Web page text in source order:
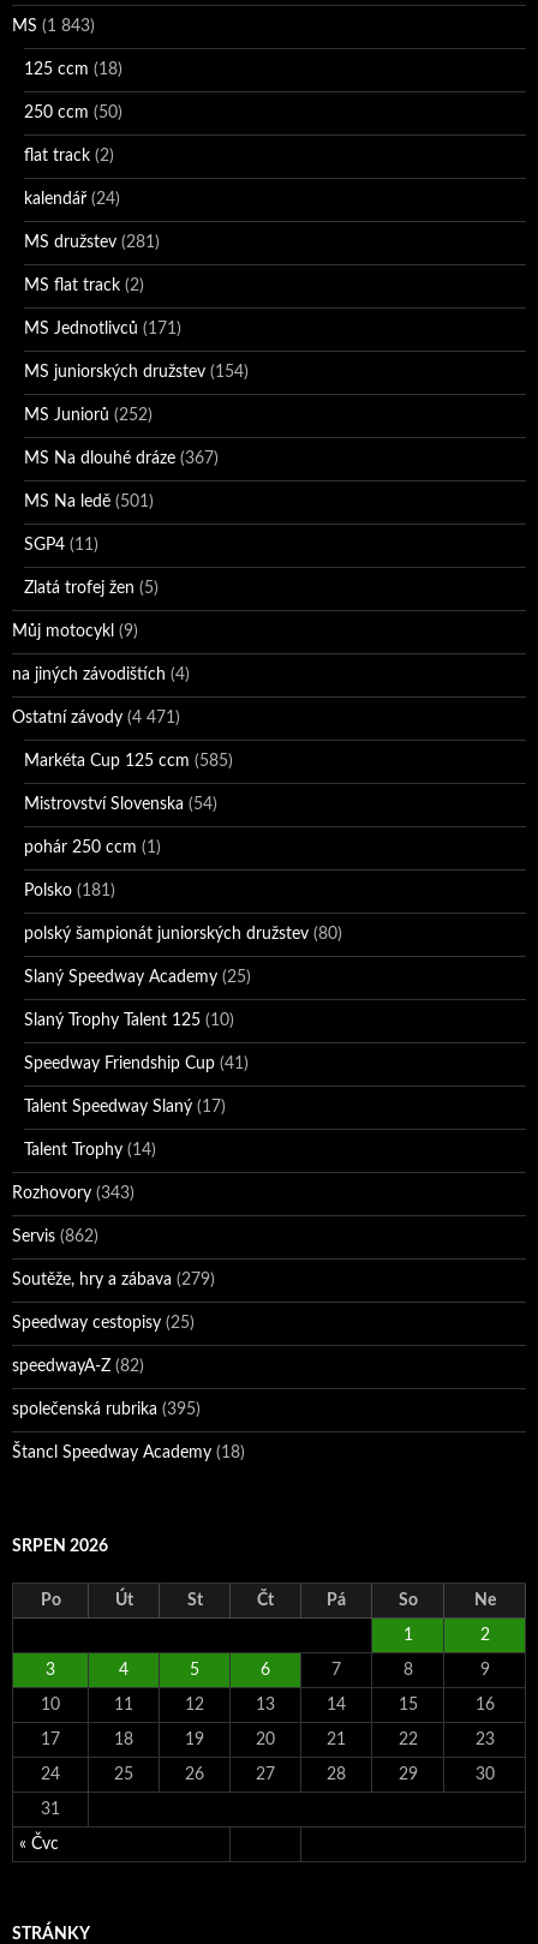
MS (1 843)
125 ccm (18)
250 ccm (50)
flat track (2)
kalendář (24)
MS družstev (281)
MS flat track (2)
MS Jednotlivců (171)
MS juniorských družstev (154)
MS Juniorů (252)
MS Na dlouhé dráze (367)
MS Na ledě (501)
SGP4 (11)
Zlatá trofej žen (5)
Můj motocykl (9)
na jiných závodištích (4)
Ostatní závody (4 471)
Markéta Cup 125 ccm (585)
Mistrovství Slovenska (54)
pohár 250 ccm (1)
Polsko (181)
polský šampionát juniorských družstev (80)
Slaný Speedway Academy (25)
Slaný Trophy Talent 125 (10)
Speedway Friendship Cup (41)
Talent Speedway Slaný (17)
Talent Trophy (14)
Rozhovory (343)
Servis (862)
Soutěže, hry a zábava (279)
Speedway cestopisy (25)
speedwayA-Z (82)
společenská rubrika (395)
Štancl Speedway Academy (18)
SRPEN 2026
Po Út St Čt Pá So Ne
« Čvc
1 2
3 4 5 6 7 8 9
10 11 12 13 14 15 16
17 18 19 20 21 22 23
24 25 26 27 28 29 30
31
STRÁNKY